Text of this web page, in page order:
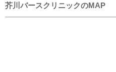
芥川バースクリニックのMAP